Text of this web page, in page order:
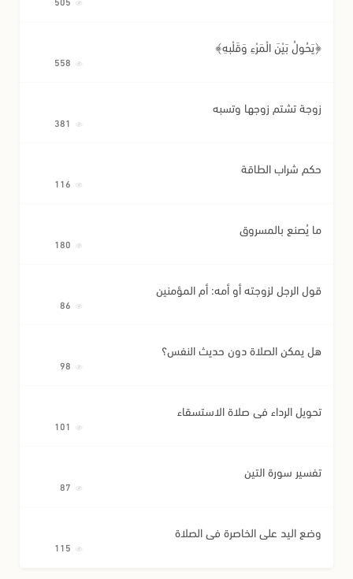
﴿يَحُولُ بَيْنَ الْمَرْءِ وَقَلْبِهِ﴾
زوجة تشتم زوجها وتسبه
حكم شراب الطاقة
ما يُصنع بالمسروق
قول الرجل لزوجته أو أمه: أم المؤمنين
هل يمكن الصلاة دون حديث النفس؟
تحويل الرداء في صلاة الاستسقاء
تفسير سورة التين
وضع اليد على الخاصرة في الصلاة